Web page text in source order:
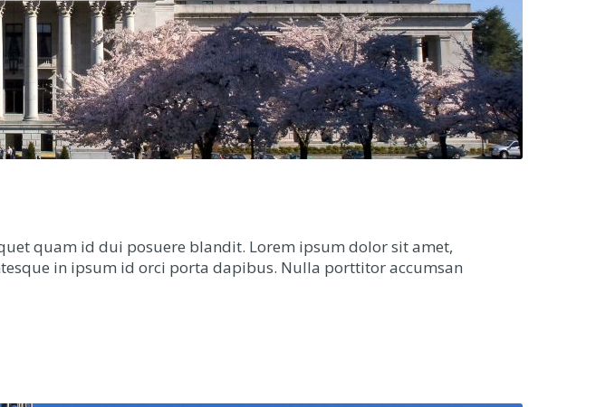
quam id dui posuere blandit. Lorem ipsum dolor sit amet,
in ipsum id orci porta dapibus. Nulla porttitor accumsan